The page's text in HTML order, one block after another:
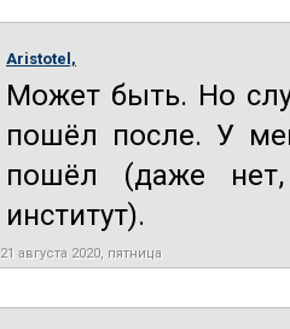
Aristotel,
Может быть. Но
пошёл после. У
пошёл (даже
институт).
21 августа 2020, пятница